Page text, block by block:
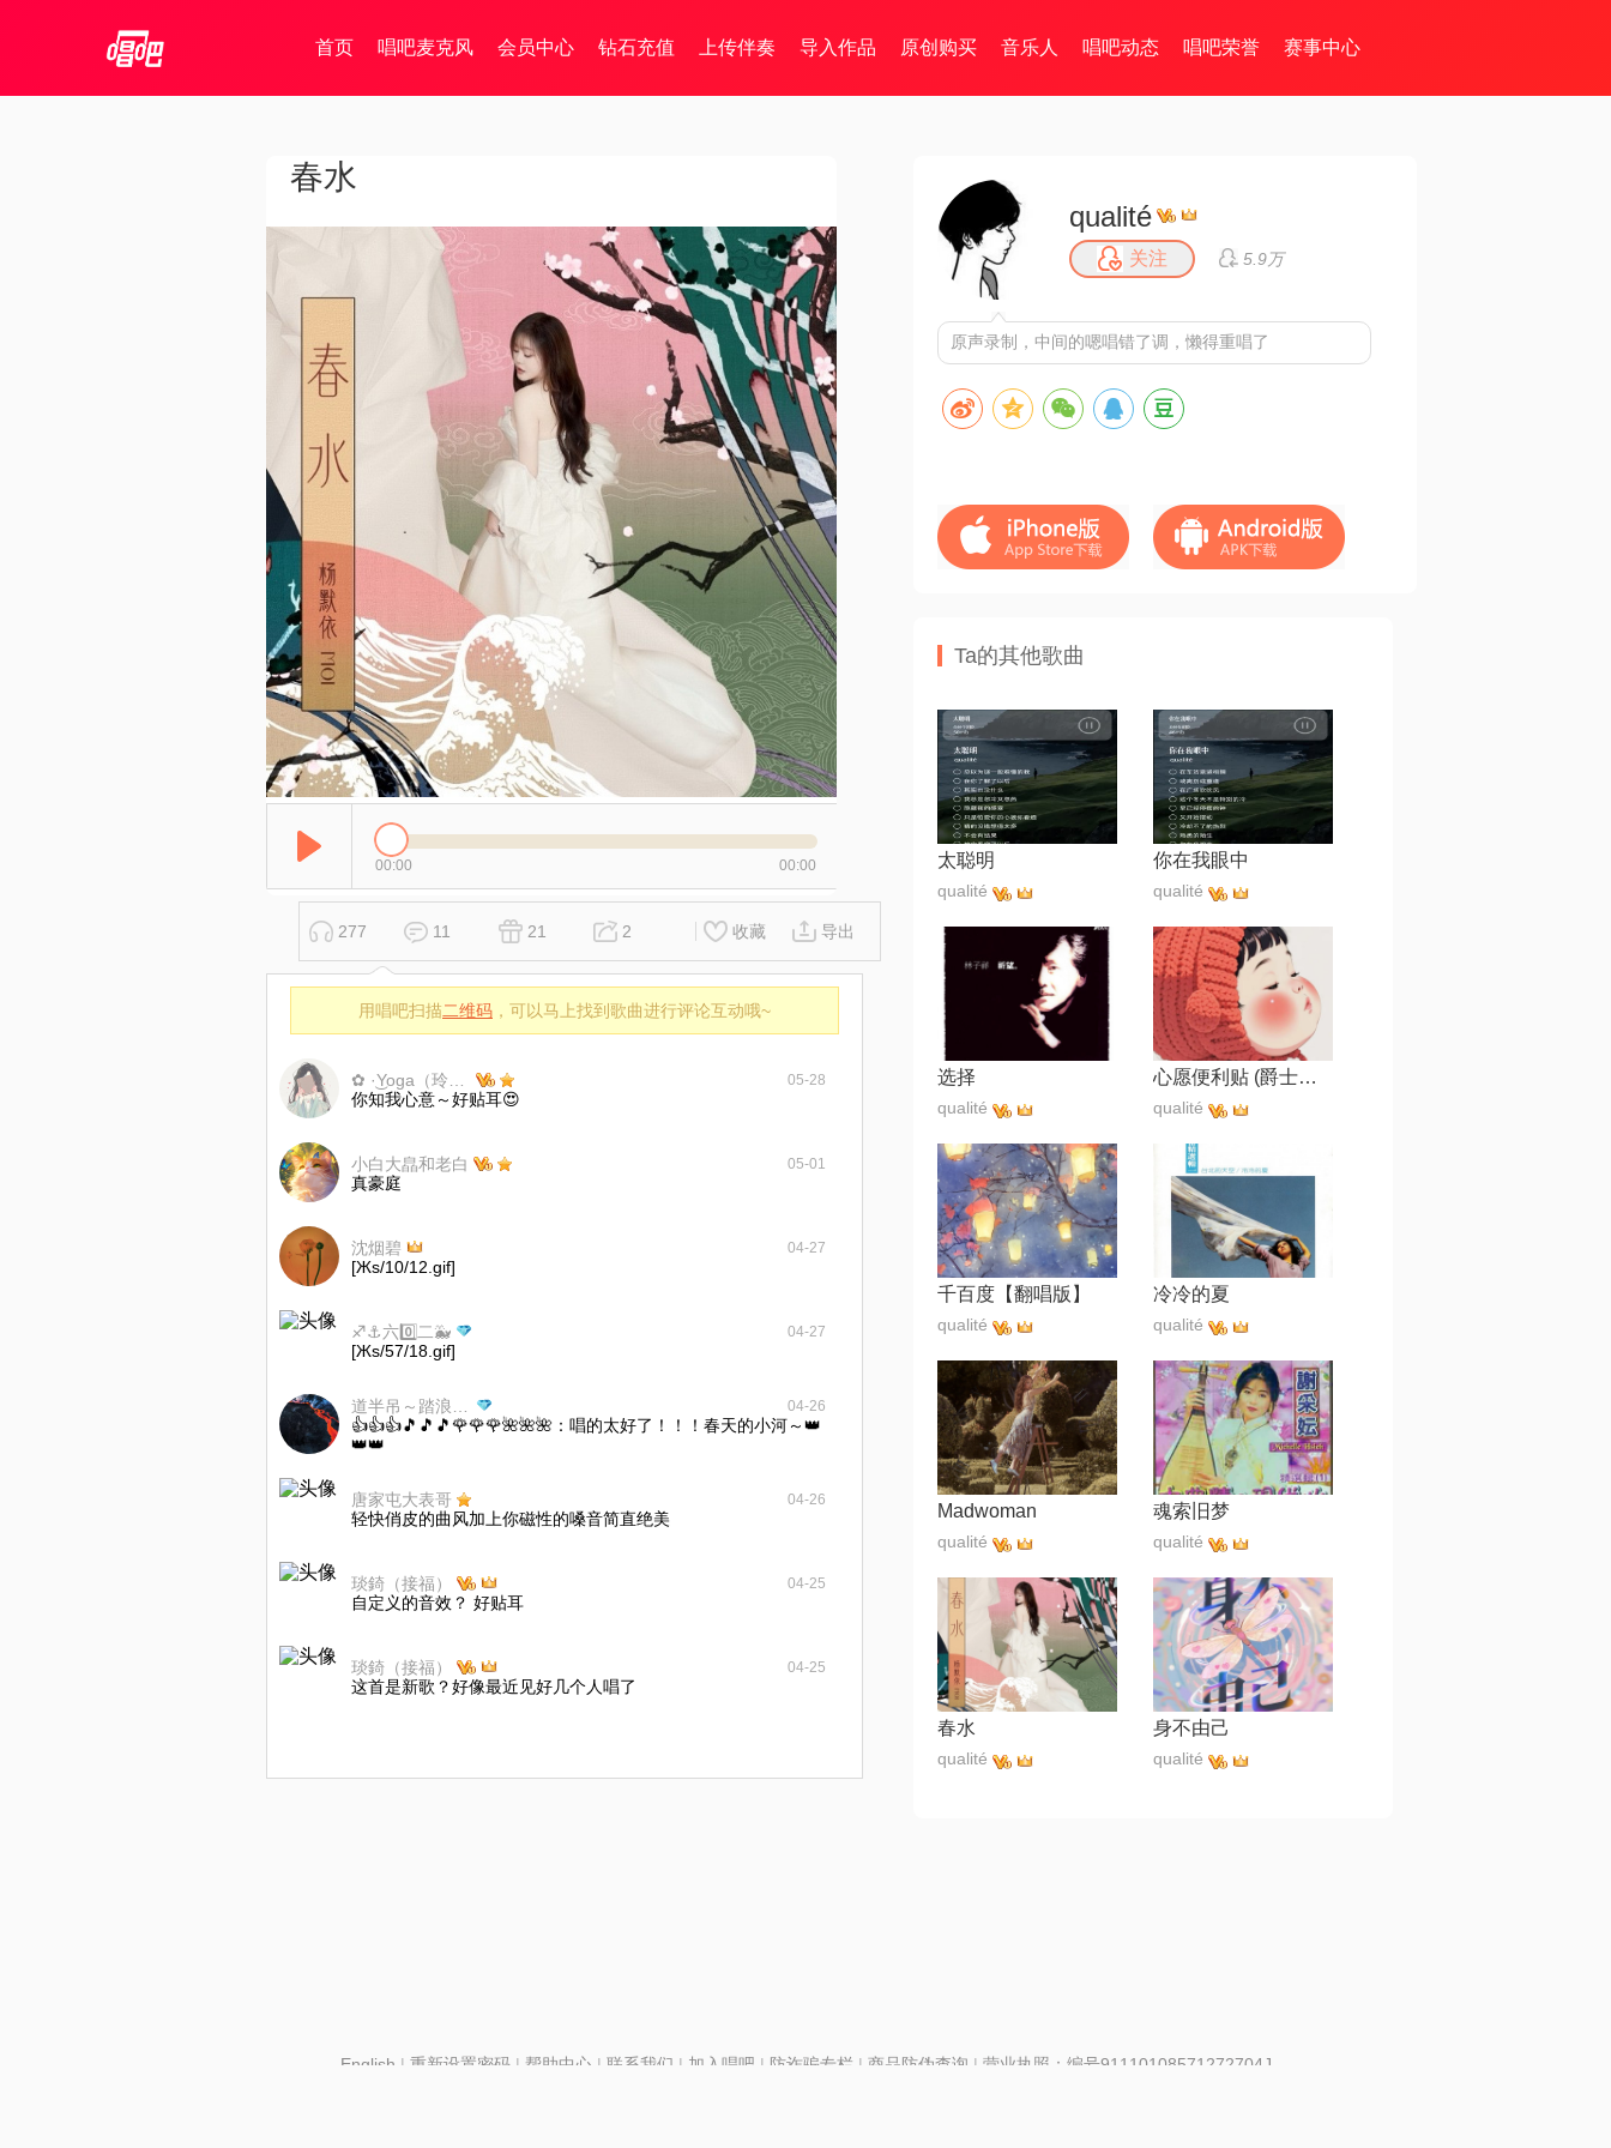
首页 唱吧麦克风 会员中心 钻石充值 上传伴奏 导入作品 原创购买 音乐人 唱吧动态 唱吧荣誉 赛事中心
春水
00:00 00:00
277 11 21 2 收藏 导出
用唱吧扫描二维码 ，可以马上找到歌曲进行评论互动哦~
05-28
你知我心意～好贴耳😍
小白大皛和老白 05-01
真豪庭
沈烟碧 04-27
[Жs/10/12.gif]
♐⚓六0️⃣二🐳 04-27
[Жs/57/18.gif]
04-26
👍👍👍🎵🎵🎵🌹🌹🌹🌺🌺🌺：唱的太好了！！！春天的小河～👑
👑👑
唐家屯大表哥 04-26
轻快俏皮的曲风加上你磁性的嗓音简直绝美
琰錡（接福） 04-25
自定义的音效？ 好贴耳
琰錡（接福） 04-25
这首是新歌？好像最近见好几个人唱了
qualité
关注 5.9万
原声录制，中间的嗯唱错了调，懒得重唱了
Ta的其他歌曲
太聪明
qualité
你在我眼中
qualité
选择
qualité
心愿便利贴 (爵士版)【Hello】
qualité
千百度【翻唱版】
qualité
冷冷的夏
qualité
Madwoman
qualité
魂索旧梦
qualité
春水
qualité
身不由己
qualité
English | 重新设置密码| 帮助中心 | 联系我们 | 加入唱吧 | 防诈骗专栏 | 商品防伪查询 | 营业执照：编号91110108571272704J